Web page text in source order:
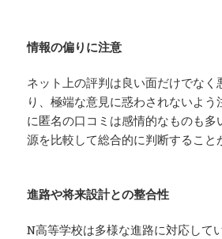
情報の偏りに注意
ネット上の評判は良い面だけでなく
り、極端な意見に惑わされないよ
に匿名の口コミは感情的なものも多
源を比較して総合的に判断すること
進路や将来設計との整合性
N高等学校は多様な進路に対応して